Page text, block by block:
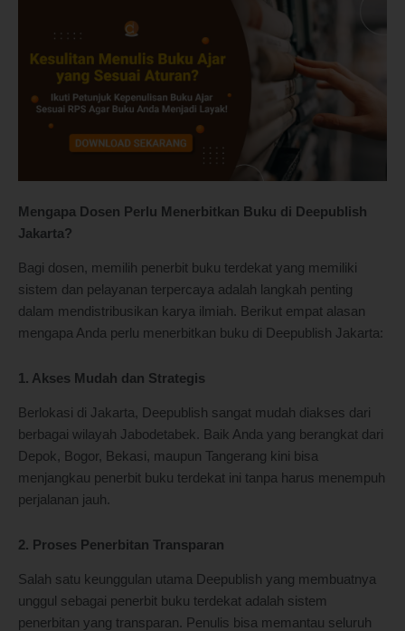
Mengapa Dosen Perlu Menerbitkan Buku di Deepublish
Jakarta?
Bagi dosen, memilih penerbit buku terdekat yang memiliki
sistem dan pelayanan terpercaya adalah langkah penting
dalam mendistribusikan karya ilmiah. Berikut empat alasan
mengapa Anda perlu menerbitkan buku di Deepublish Jakarta:
1. Akses Mudah dan Strategis
Berlokasi di Jakarta, Deepublish sangat mudah diakses dari
berbagai wilayah Jabodetabek. Baik Anda yang berangkat dari
Depok, Bogor, Bekasi, maupun Tangerang kini bisa
menjangkau penerbit buku terdekat ini tanpa harus menempuh
perjalanan jauh.
2. Proses Penerbitan Transparan
Salah satu keunggulan utama Deepublish yang membuatnya
unggul sebagai penerbit buku terdekat adalah sistem
penerbitan yang transparan. Penulis bisa memantau seluruh